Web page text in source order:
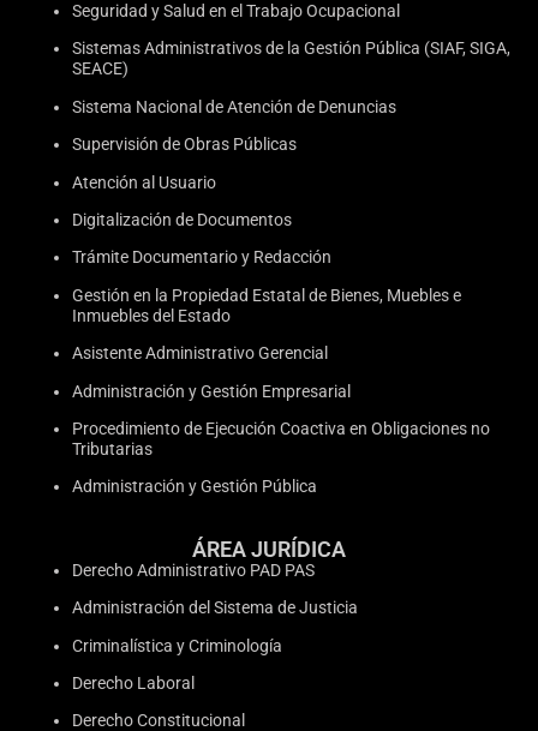
Seguridad y Salud en el Trabajo Ocupacional
Sistemas Administrativos de la Gestión Pública (SIAF, SIGA,
SEACE)
Sistema Nacional de Atención de Denuncias
Supervisión de Obras Públicas
Atención al Usuario
Digitalización de Documentos
Trámite Documentario y Redacción
Gestión en la Propiedad Estatal de Bienes, Muebles e
Inmuebles del Estado
Asistente Administrativo Gerencial
Administración y Gestión Empresarial
Procedimiento de Ejecución Coactiva en Obligaciones no
Tributarias
Administración y Gestión Pública
ÁREA JURÍDICA
Derecho Administrativo PAD PAS
Administración del Sistema de Justicia
Criminalística y Criminología
Derecho Laboral
Derecho Constitucional